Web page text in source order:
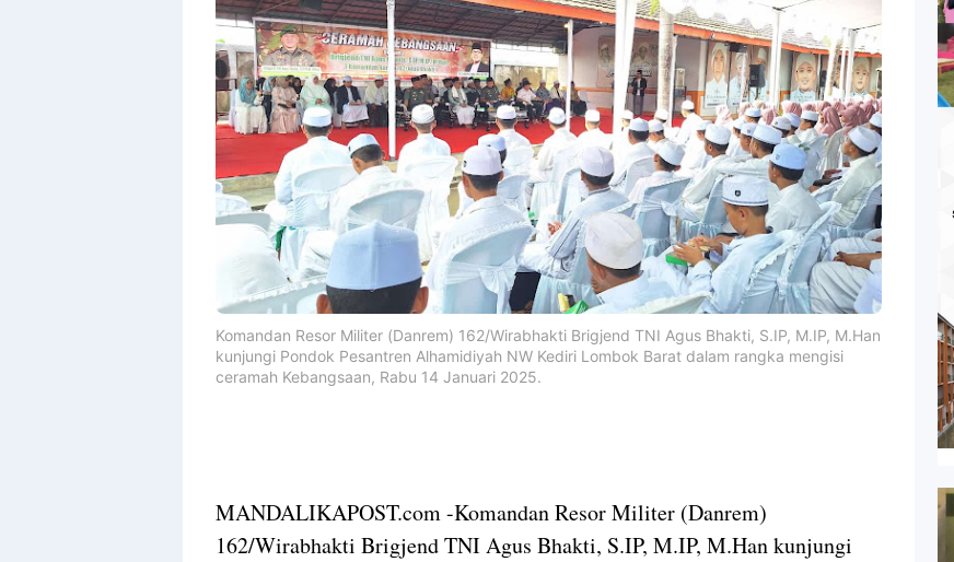
Komandan Resor Militer (Danrem) 162/Wirabhakti Brigjend TNI Agus Bhakti, S.IP, M.IP, M.Han
kunjungi Pondok Pesantren Alhamidiyah NW Kediri Lombok Barat dalam rangka mengisi
ceramah Kebangsaan, Rabu 14 Januari 2025.
MANDALIKAPOST.com -Komandan Resor Militer (Danrem)
162/Wirabhakti Brigjend TNI Agus Bhakti, S.IP, M.IP, M.Han kunjungi